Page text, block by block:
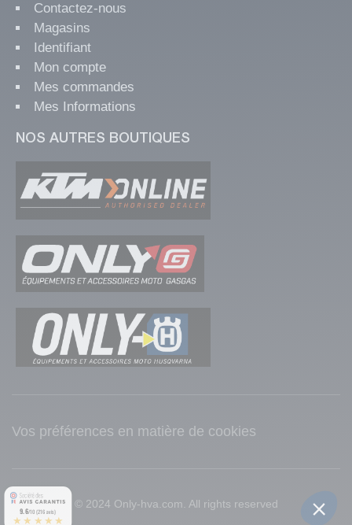
Contactez-nous
Magasins
Identifiant
Mon compte
Mes commandes
Mes Informations
NOS AUTRES BOUTIQUES
Vos préférences en matière de cookies
© 2024 Only-hva.com. All rights reserved
9.6/10 (216 avis)
★★★★★